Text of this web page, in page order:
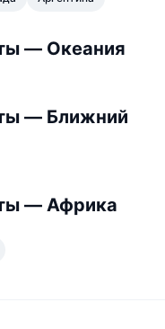
— Океания
— Ближний
— Африка